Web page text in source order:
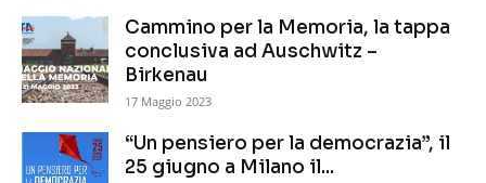
Cammino per la Memoria, la tappa
conclusiva ad Auschwitz –
Birkenau
17 Maggio 2023
“Un pensiero per la democrazia”, il
25 giugno a Milano il...